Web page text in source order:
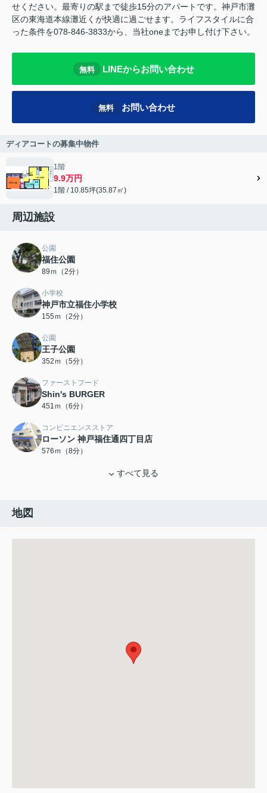
せください。最寄りの駅まで徒歩15分のアパートです。神戸市灘
区の東海道本線灘近くが快適に過ごせます。ライフスタイルに合
った条件を078-846-3833から、当社oneまでお申し付け下さい。
無料 LINEからお問い合わせ
無料 お問い合わせ
ディアコートの募集中物件
1階
9.9万円
1階 / 10.85坪(35.87㎡)
周辺施設
公園
福住公園
89ｍ（2分）
小学校
神戸市立福住小学校
155ｍ（2分）
公園
王子公園
352ｍ（5分）
ファーストフード
Shin's BURGER
451ｍ（6分）
コンビニエンスストア
ローソン 神戸福住通四丁目店
576ｍ（8分）
すべて見る
地図